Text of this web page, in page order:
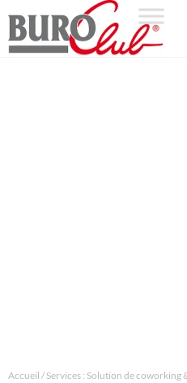
Accueil / Services : Solution de coworking